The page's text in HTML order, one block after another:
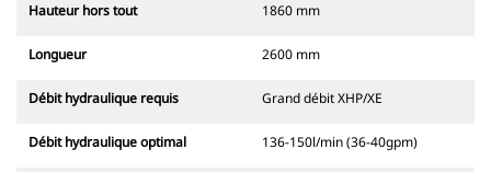
Hauteur hors tout 1860 mm
Longueur 2600 mm
Débit hydraulique requis Grand débit XHP/XE
Débit hydraulique optimal 136-150l/min (36-40gpm)